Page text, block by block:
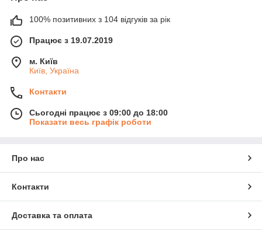
100% позитивних з 104 відгуків за рік
Працює з 19.07.2019
м. Київ
Київ, Україна
Контакти
Сьогодні працює з 09:00 до 18:00
Показати весь графік роботи
Про нас
Контакти
Доставка та оплата